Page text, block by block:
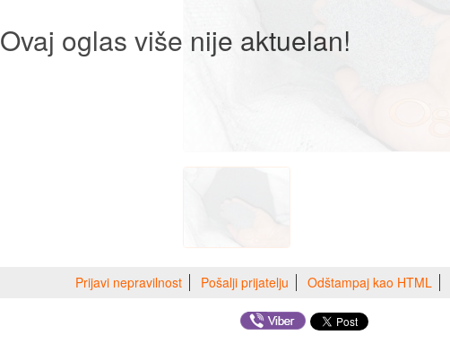
Ovaj oglas više nije aktuelan!
Prijavi nepravilnost Pošalji prijatelju Odštampaj kao HTML